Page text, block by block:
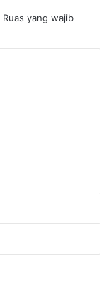
Ruas yang wajib